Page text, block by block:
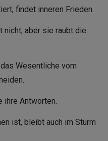
findet inneren Frieden.
nicht, aber sie raubt die
Wesentliche vom
Antworten.
ist, bleibt auch im Sturm